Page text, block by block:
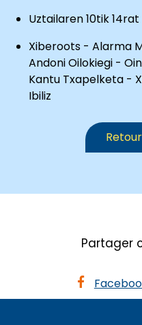
Uztailaren 10tik 14rat
Xiberoots - Alarma
Andoni Oilokiegi -
Kantu Txapelketa -
Ibiliz
Partager